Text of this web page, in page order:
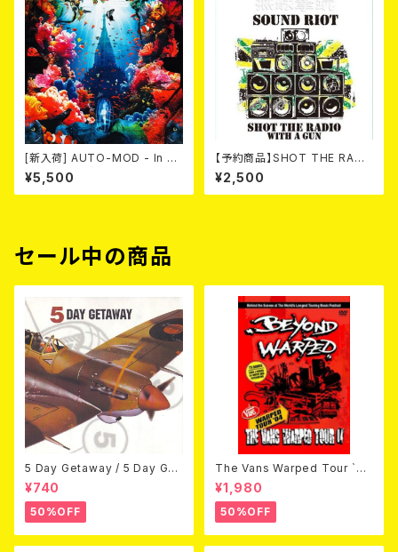
[新入荷] AUTO-MOD - In Th
e Wake Of KING AUTO-MO
D（CD+DVD/初回限定盤）
¥5,500
【予約商品】SHOT THE RADI
O WITH A GUN / SOUND RI
OT (CD)【8月８日発売】
¥2,500
セール中の商品
5 Day Getaway / 5 Day Get
away (CDEP)
¥740
50%OFF
The Vans Warped Tour `04
Beyond Warped (国内盤DV
D)
¥1,980
50%OFF